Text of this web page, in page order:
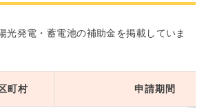
光発電・蓄電池の補助金を掲載していま
町村 申請期間